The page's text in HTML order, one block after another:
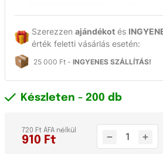
Szerezzen ajándékot és
érték feletti vásárlás esetén:
25 000 Ft - INGYENES SZÁLLÍTÁS!
Készleten - 200 db
910 Ft
720 Ft ÁFA nélkül